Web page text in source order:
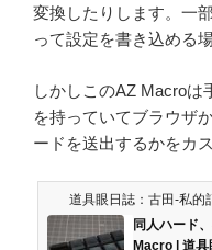
変換したりします。一
って設定を書き込める
しかしこのAZ Macroは
を持っていてブラウザ
ードを送出するかをカ
道具眼日誌：古田-私的
同人ハード
Macro | 道